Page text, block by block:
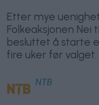
Etter mye
Folkeaksjonen
besluttet å starte
fire uker før valget.
NTB